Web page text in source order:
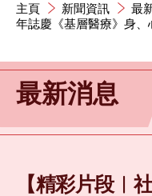
主頁 新聞資訊 最
年誌慶《基層醫療》身、
最新消息
【精彩片段︱​